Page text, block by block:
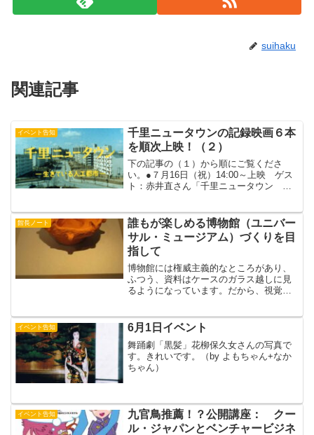
suihaku
関連記事
イベント告知
千里ニュータウンの記録映画６本
を順次上映！（２）
下の記事の（１）から順にご覧くださ
い。●７月16日（祝）14:00～上映 ゲス
ト：赤井直さん「千里ニュータウン 生
の中で主婦が考えたことは…？住民の内
面にふみこん...
館長ノート
誰もが楽しめる博物館（ユニバー
サル・ミュージアム）づくりを目
指して
博物館には権威主義的なところがあり、
ふつう、資料はケースのガラス越しに見
るようになっています。だから、視覚障
ろだと、きっとおもうでしょう？視覚障
害者は排除されているので...
イベント告知 6月1日イベント
舞踊劇「黒髪」花柳保久女さんの写真で
す。きれいです。（by よもちゃん+なか
ちゃん）
イベント告知
九官鳥推薦！？公開講座： クー
ル・ジャパンとベンチャービジネ